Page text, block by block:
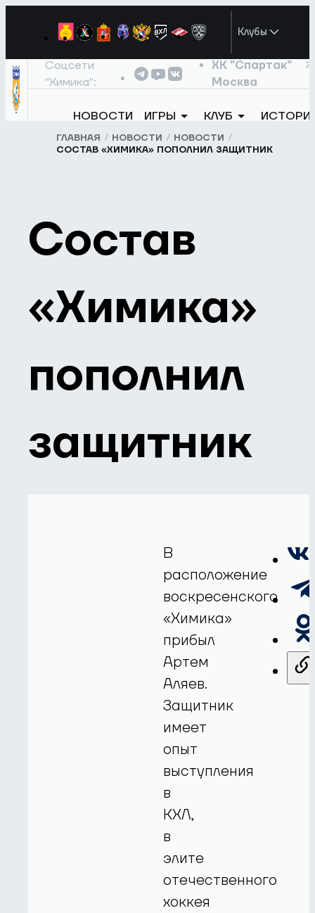
Клубы
Соцсети
"Химика":
ХК "Спартак"
Москва
НОВОСТИ ИГРЫ КЛУБ
ГЛАВНАЯ НОВОСТИ
НОВОСТИ
СОСТАВ «ХИМИКА» ПОПОЛНИЛ ЗАЩИТНИК
Состав
«Химика»
пополнил
защитник
В
расположение
воскресенского
«Химика»
прибыл
Артем
Аляев.
Защитник
имеет
опыт
выступления
в
КХЛ,
в
элите
отечественного
хоккея